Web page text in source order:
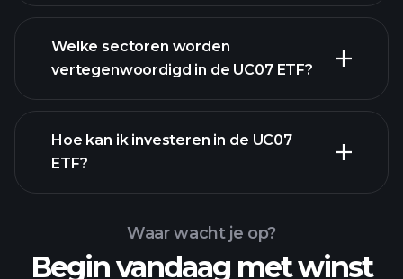
bezittingen
bezittingen
Welke sectoren worden
vertegenwoordigd in de UC07 ETF?
Hoe kan ik investeren in de UC07
ETF?
Waar wacht je op?
Begin vandaag met winst